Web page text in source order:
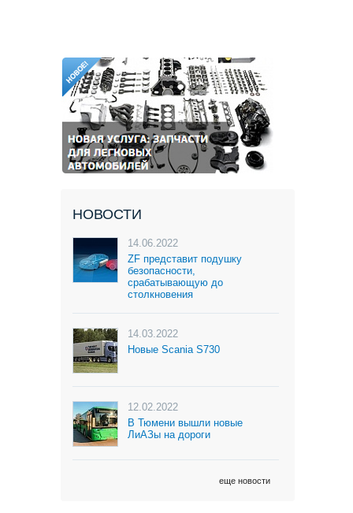
НОВОСТИ
14.06.2022
ZF представит подушку
безопасности,
срабатывающую до
столкновения
14.03.2022
Новые Scania S730
12.02.2022
В Тюмени вышли новые
ЛиАЗы на дороги
еще новости